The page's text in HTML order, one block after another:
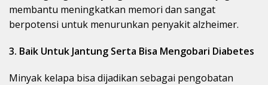
membantu meningkatkan memori dan sangat
berpotensi untuk menurunkan penyakit alzheimer.
3. Baik Untuk Jantung Serta Bisa Mengobari Diabetes
Minyak kelapa bisa dijadikan sebagai pengobatan